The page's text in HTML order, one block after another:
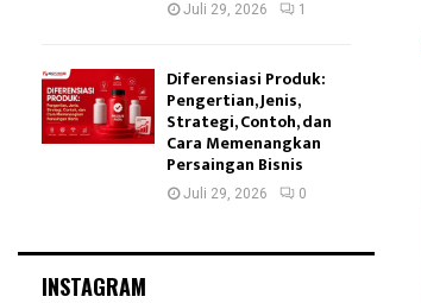
Juli 29, 2026 1
Diferensiasi Produk:
Pengertian, Jenis,
Strategi, Contoh, dan
Cara Memenangkan
Persaingan Bisnis
Juli 29, 2026 0
INSTAGRAM